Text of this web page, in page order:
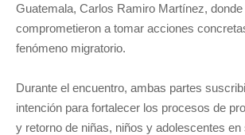
Guatemala, Carlos Ramiro Martínez,
comprometieron a tomar acciones
fenómeno migratorio.
Durante el encuentro, ambas partes
intención para fortalecer los procesos de
y retorno de niñas, niños y adolescentes en